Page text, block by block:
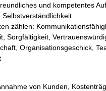
und kompetentes
Selbstverständlichkeit
zählen:
Sorgfältigkeit,
Organisationsgeschick,
von Kunden,